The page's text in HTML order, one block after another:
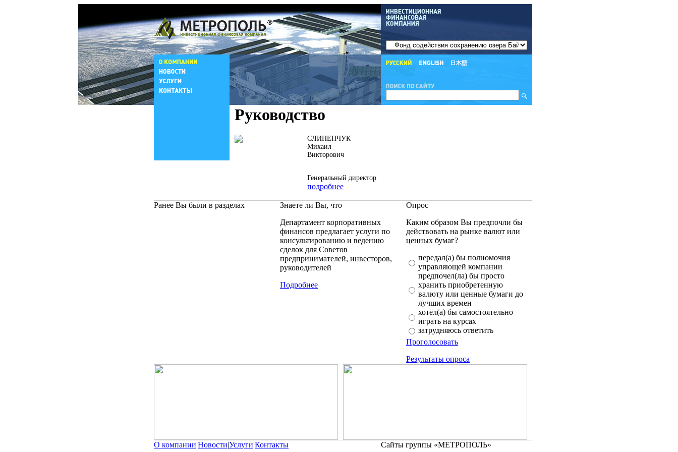
Руководство
СЛИПЕНЧУК
Михаил
Викторович
Генеральный директор
подробнее
Ранее Вы были в разделах
Знаете ли Вы, что
Департамент корпоративных
финансов предлагает услуги по
консультированию и ведению
сделок для Советов
предпринимателей, инвесторов,
руководителей
Подробнее
Опрос
Каким образом Вы предпочли бы
действовать на рынке валют или
ценных бумаг?
передал(а) бы полномочия
управляющей компании
предпочел(ла) бы просто
хранить приобретенную
валюту или ценные бумаги до
лучших времен
хотел(а) бы самостоятельно
играть на курсах
затрудняюсь ответить
Проголосовать
Результаты опроса
О компании|Новости|Услуги|Контакты Сайты группы «МЕТРОПОЛЬ»